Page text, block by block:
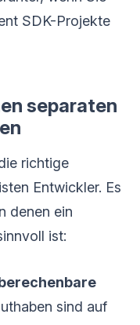
SDK-Projekte
separaten
richtige
Entwickler. Es
denen ein
ist:
sind auf